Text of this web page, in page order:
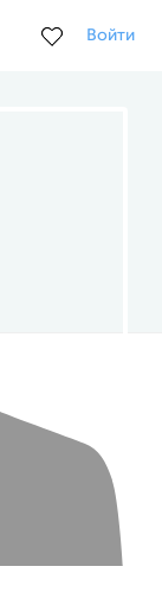
Войти